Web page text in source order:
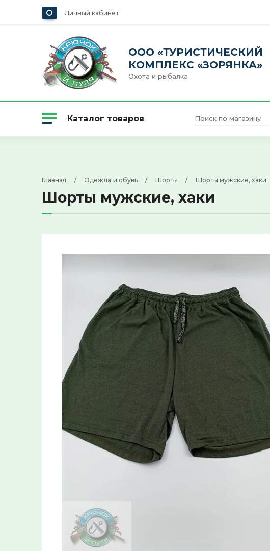
Личный кабинет
ООО «ТУРИСТИЧЕСКИЙ
КОМПЛЕКС «ЗОРЯНКА»
Охота и рыбалка
Каталог товаров
Охота
Одежда и обувь
Товары собственного производства
Подарочный сертификат, дисконтная
карта, разрешение
Авторская резьба лепельских
ремесленников
Главная
     /
Одежда и обувь
     /
Шорты
     /
Шорты мужские, хаки
Шорты мужские, хаки